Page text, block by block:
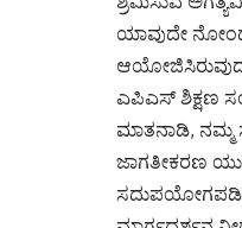
ಯಾವುದೇ
ಎಪಿಎಸ್ ಶಿಕ್ಷಣ
ಮಾತನಾಡಿ, ನಮ್ಮ
ಜಾಗತೀಕರಣ